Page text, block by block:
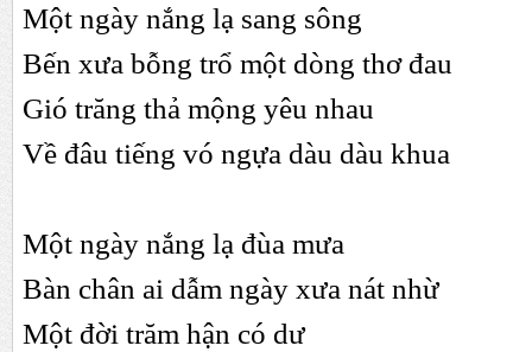
Một ngày nắng lạ sang sông
Bến xưa bỗng trổ một dòng thơ đau
Gió trăng thả mộng yêu nhau
Về đâu tiếng vó ngựa dàu dàu khua
Một ngày nắng lạ đùa mưa
Bàn chân ai dẫm ngày xưa nát nhừ
Một đời trăm hận có dư